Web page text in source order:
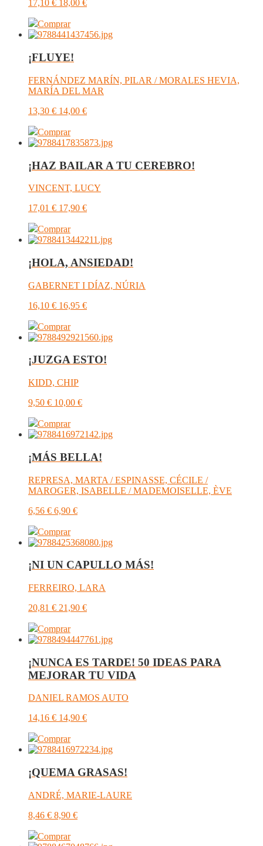
17,10 € 18,00 €
Comprar
¡FLUYE!
FERNÁNDEZ MARÍN, PILAR / MORALES HEVIA,
MARÍA DEL MAR
13,30 € 14,00 €
Comprar
¡HAZ BAILAR A TU CEREBRO!
VINCENT, LUCY
17,01 € 17,90 €
Comprar
¡HOLA, ANSIEDAD!
GABERNET I DÍAZ, NÚRIA
16,10 € 16,95 €
Comprar
¡JUZGA ESTO!
KIDD, CHIP
9,50 € 10,00 €
Comprar
¡MÁS BELLA!
REPRESA, MARTA / ESPINASSE, CÉCILE /
MAROGER, ISABELLE / MADEMOISELLE, ÈVE
6,56 € 6,90 €
Comprar
¡NI UN CAPULLO MÁS!
FERREIRO, LARA
20,81 € 21,90 €
Comprar
¡NUNCA ES TARDE! 50 IDEAS PARA
MEJORAR TU VIDA
DANIEL RAMOS AUTO
14,16 € 14,90 €
Comprar
¡QUEMA GRASAS!
ANDRÉ, MARIE-LAURE
8,46 € 8,90 €
Comprar